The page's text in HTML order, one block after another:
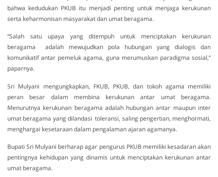
bahwa kedudukan PKUB itu menjadi penting untuk menjaga kerukunan
serta keharmonisan masyarakat dan umat beragama.
“Salah satu upaya yang ditempuh untuk menciptakan kerukunan
beragama adalah mewujudkan pola hubungan yang dialogis dan
komunikatif antar pemeluk agama, guna merumuskan paradigma sosial,”
paparnya.
Sri Mulyani mengungkapkan, FKUB, PKUB, dan tokoh agama memiliki
peran besar dalam membina kerukunan antar umat beragama.
Menurutnya kerukunan beragama adalah hubungan antar maupun inter
umat beragama yang dilandasi toleransi, saling pengertian, menghormati,
menghargai kesetaraan dalam pengalaman ajaran agamanya.
Bupati Sri Mulyani berharap agar pengurus PKUB memiliki kesadaran akan
pentingnya kehidupan yang dinamis untuk menciptakan kerukunan antar
umat beragama.